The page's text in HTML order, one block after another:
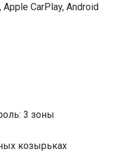
CarPlay, Android
3 зоны
козырьках